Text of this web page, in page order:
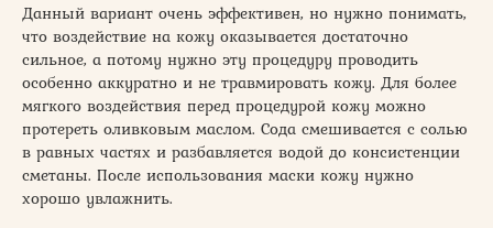
Данный вариант очень эффективен, но нужно понимать,
что воздействие на кожу оказывается достаточно
сильное, а потому нужно эту процедуру проводить
особенно аккуратно и не травмировать кожу. Для более
мягкого воздействия перед процедурой кожу можно
протереть оливковым маслом. Сода смешивается с солью
в равных частях и разбавляется водой до консистенции
сметаны. После использования маски кожу нужно
хорошо увлажнить.